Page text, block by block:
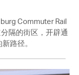
Commuter Rail
隔的街区，开辟通
路径。